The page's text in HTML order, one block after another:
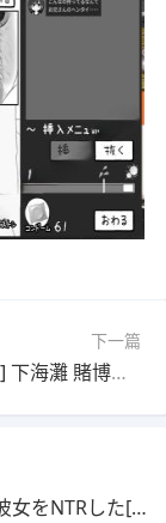
下一篇
[三狐黄矢] 下海灘 賭博之聖傳說-[三狐黄矢] 下海滩 赌博之圣传说
我抢走了朋友的女朋友。